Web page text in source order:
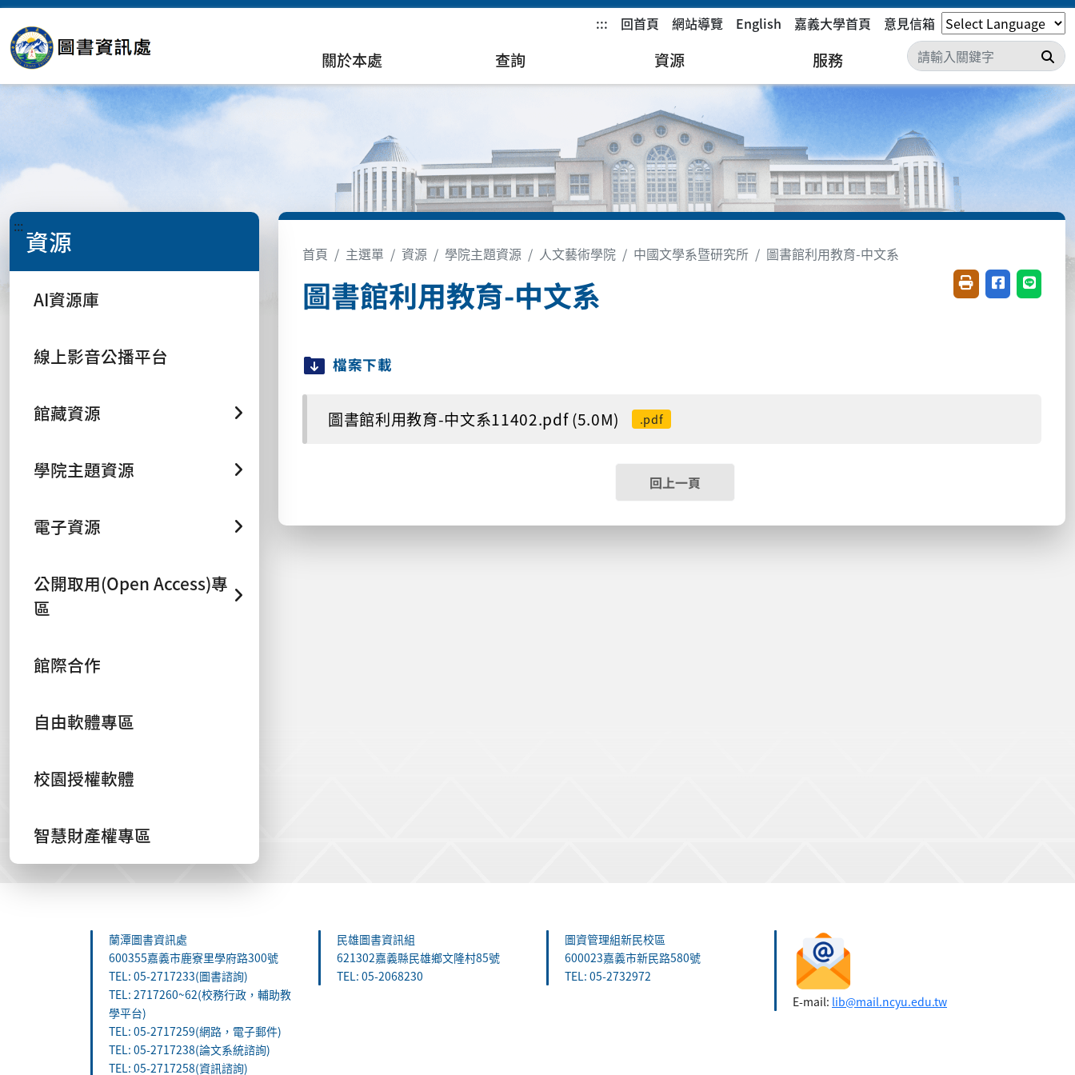
::: 回首頁 網站導覽 English 嘉義大學首頁 意見信箱
關於本處 查詢 資源 服務 搜
::: 資源
AI資源庫
線上影音公播平台
館藏資源
學院主題資源
電子資源
公開取用(Open Access)專
區
館際合作
自由軟體專區
校園授權軟體
智慧財產權專區
首頁 主選單 資源 學院主題資源 人文藝術學院 中國文學系暨研究所 圖書館利用教育-中文系
圖書館利用教育-中文系 友善列印(開新視窗)
分享至臉書(
分享至
檔案下載
圖書館利用教育-中文系11402.pdf (5.0M) .pdf
回上一頁
蘭潭圖書資訊處
600355嘉義市鹿寮里學府路300號
TEL: 05-2717233(圖書諮詢)
TEL: 2717260~62(校務行政，輔助教
學平台)
TEL: 05-2717259(網路，電子郵件)
TEL: 05-2717238(論文系統諮詢)
TEL: 05-2717258(資訊諮詢)
民雄圖書資訊組
621302嘉義縣民雄鄉文隆村85號
TEL: 05-2068230
圖資管理組新民校區
600023嘉義市新民路580號
TEL: 05-2732972
E-mail: lib@mail.ncyu.edu.tw